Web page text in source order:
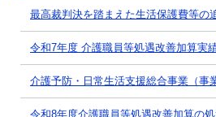
最高裁判決を踏まえた生活保護費等の
令和7年度 介護職員等処遇改善加算実
介護予防・日常生活支援総合事業（事
令和8年度介護職員等処遇改善加算の